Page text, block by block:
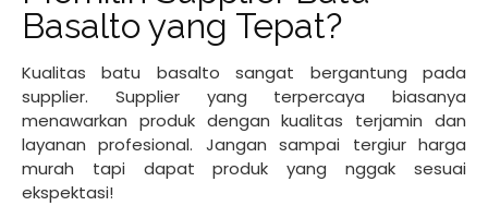
Basalto yang Tepat?
Kualitas batu basalto sangat bergantung pada
supplier. Supplier yang terpercaya biasanya
menawarkan produk dengan kualitas terjamin dan
layanan profesional. Jangan sampai tergiur harga
murah tapi dapat produk yang nggak sesuai
ekspektasi!